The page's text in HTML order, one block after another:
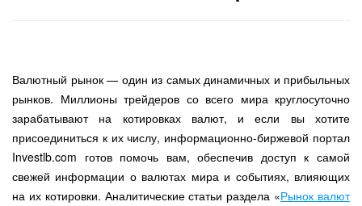
i
o
n
a
t
i
o
n
a
t
i
o
n
Валютный рынок — один из самых динамичных и прибыльных
рынков. Миллионы трейдеров со всего мира круглосуточно
зарабатывают на котировках валют, и если вы хотите
присоединиться к их числу, информационно-биржевой портал
Investlb.com готов помочь вам, обеспечив доступ к самой
свежей информации о валютах мира и событиях, влияющих
на их котировки. Аналитические статьи раздела «Рынок валют